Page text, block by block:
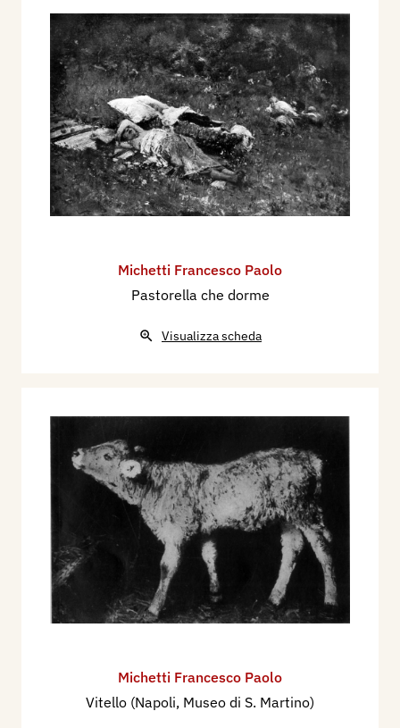
Michetti Francesco Paolo
Pastorella che dorme
Visualizza scheda
Michetti Francesco Paolo
Vitello (Napoli, Museo di S. Martino)